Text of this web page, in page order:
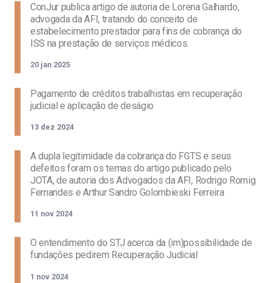
ConJur publica artigo de autoria de Lorena Galhardo,
advogada da AFI, tratando do conceito de
estabelecimento prestador para fins de cobrança do
ISS na prestação de serviços médicos.
20 jan 2025
Pagamento de créditos trabalhistas em recuperação
judicial e aplicação de deságio
13 dez 2024
A dupla legitimidade da cobrança do FGTS e seus
defeitos foram os temas do artigo publicado pelo
JOTA, de autoria dos Advogados da AFI, Rodrigo Romig
Fernandes e Arthur Sandro Golombieski Ferreira
11 nov 2024
O entendimento do STJ acerca da (im)possibilidade de
fundações pedirem Recuperação Judicial
1 nov 2024